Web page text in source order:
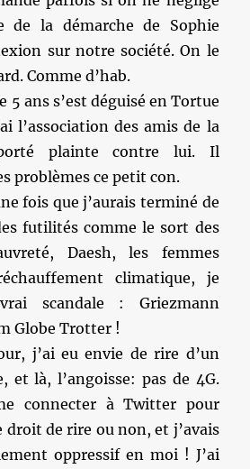
de la démarche de Sophie
sur notre société. On le
Comme d’hab.
5 ans s’est déguisé en Tortue
l’association des amis de la
plainte contre lui. Il
problèmes ce petit con.
fois que j’aurais terminé de
futilités comme le sort des
Daesh, les femmes
climatique, je
scandale : Griezmann
Globe Trotter !
j’ai eu envie de rire d’un
et là, l’angoisse: pas de 4G.
connecter à Twitter pour
droit de rire ou non, et j’avais
oppressif en moi ! J’ai